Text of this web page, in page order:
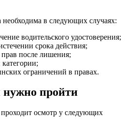
в следующих случаях:
водительского удостоверения;
срока действия;
прав после лишения;
ограничений в правах.
нужно пройти
осмотр у следующих